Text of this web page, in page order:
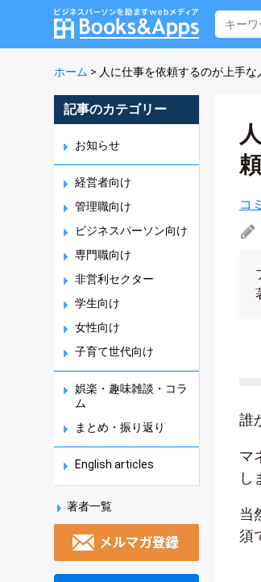
ホーム > 人に仕事を依頼するのが上手な
記事のカテゴリー
お知らせ
経営者向け
管理職向け
ビジネスパーソン向け
専門職向け
非営利セクター
学生向け
女性向け
子育て世代向け
娯楽・趣味雑談・コラ
ム
まとめ・振り返り
English articles
著者一覧
コ
誰
マ
し
当
須